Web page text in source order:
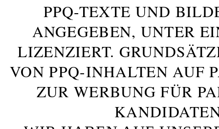
PPQ-TEXTE UND
ANGEGEBEN, UNTER
LIZENZIERT.
VON PPQ-INHALTEN AUF
ZUR WERBUNG FÜR